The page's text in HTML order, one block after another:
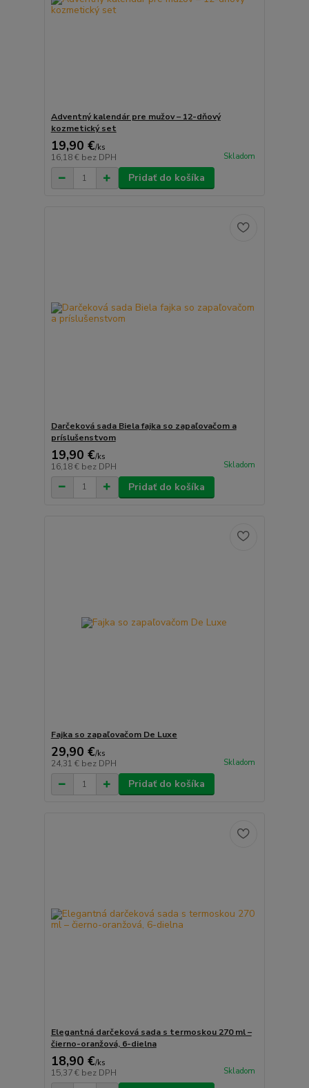
Adventný kalendár pre mužov – 12-dňový
kozmetický set
19,90 €/ks
16,18 € bez DPH Skladom
Pridať do košíka
Darčeková sada Biela fajka so zapaľovačom a
príslušenstvom
19,90 €/ks
16,18 € bez DPH Skladom
Pridať do košíka
Fajka so zapaľovačom De Luxe
29,90 €/ks
24,31 € bez DPH Skladom
Pridať do košíka
Elegantná darčeková sada s termoskou 270 ml –
čierno-oranžová, 6-dielna
18,90 €/ks
15,37 € bez DPH Skladom